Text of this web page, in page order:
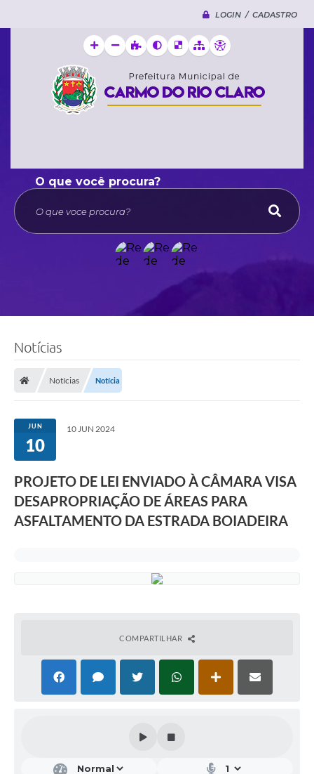
LOGIN / CADASTRO
O que voce procura?
Notícias
Notícias Notícia
JUN
10
10 JUN 2024
PROJETO DE LEI ENVIADO À CÂMARA VISA
DESAPROPRIAÇÃO DE ÁREAS PARA
ASFALTAMENTO DA ESTRADA BOIADEIRA
COMPARTILHAR